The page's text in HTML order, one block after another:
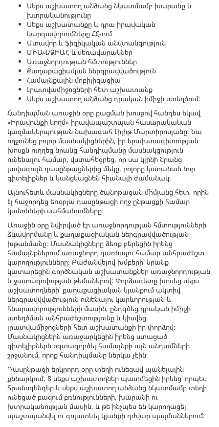
Սեքս աշխատող անձանց նկատմամբ խարանը և
խտրականությունը
Սեքս աշխատանքը և դրա իրավական
կարգավորումները ՀՀ-ում
Մտավոր և ֆիզիկական անվտանգություն
ՄԻԱՎ/ՁԻԱՀ և սեռավարակներ
Առաջնորդության հմտություններ
Քաղաքացիական ներգրավվածություն
Համայնքային մոբիլիզացիա
Լրատվամիջոցների հետ աշխատանք
Սեքս աշխատող անձանց դրական իմիջի ստեղծում:
Հանդիպման առաջին օրը բացման խոսքով հանդես եկավ
«Իրավունքի կողմ» իրավապաշտպան հասարակական
կազմակերպության նախագահ Լիլիթ Մարտիրոսյանը։ Նա
ողջունեց բոլոր մասնակիցներին, իր երախտագիտության
խոսքն ուղղեց նրանց հանդիպմանը մասնակցություն
ունենալու համար, վստահեցրեց, որ սա կլինի նրանց
լավագույն դասընթացներից մեկը, բոլորը կստանան նոր
գիտելիքներ և կանցկացնեն հիանալի ժամանակ։
Այնուհետև մասնակիցները ծանոթացան միմյանց հետ, որին
էլ հաջորդեց եռօրյա դասընթացի ողջ ընթացքի համար
կանոնների սահմանումները։
Առաջին օրը նվիրված էր առաջնորդության հմտությունների
ձևավորմանը և քաղաքացիական ներգրավվածության
խթանմանը։ Մասնակիցները ձեռք բերեցին իրենց
համայնքներում առաջնորդ դառնալու համար անհրաժեշտ
կարողությունները: Բաժանվելով խմբերի՝ նրանք
կատարեցին գործնական աշխատանքներ առաջնորդության
և ջատագովության թեմաներով: Փորձագետը խոսեց սեքս
աշխատողների՝ քաղաքացիական կյանքում ակտիվ
ներգրավվվածություն ունենալու կարևորության և
հնարավորությունների մասին, ընդգծեց դրական իմիջի
ստեղծման անհրաժեշտությունը և կիսվեց
լրատվամիջոցների հետ աշխատանքի իր փորձով:
Մասնակիցներն առաջարկեցին իրենց ստացած
գիտելիքներն օգտագործել համայնքի այն անդամների
շրջանում, որոք հանդիպմանը ներկա չէին։
Դասընթացի երկրորդ օրը տեղի ունեցավ պանելային
քննարկում. 8 սեքս աշխատողներ պատմեցին իրենց՝ որպես
Տրանսգենդեր և սեքս աշխատող անձանց նկատմամբ տեղի
ունեցած բազում բռնությունների, խարանի ու
խտրականության մասին, և թե ինչպես են կարողացել
պաշտպանվել ու գոյատևել կյանքի դժվար պայմաններում: